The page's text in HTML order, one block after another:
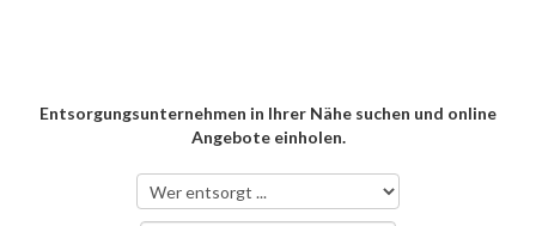
Entsorgungsunternehmen in Ihrer Nähe suchen und online
Angebote einholen.